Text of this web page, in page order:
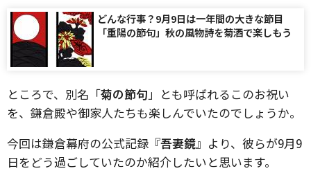
どんな行事？9月9日は一年間の大きな節目
「重陽の節句」秋の風物詩を菊酒で楽しもう
ところで、別名「菊の節句」とも呼ばれるこのお祝い
を、鎌倉殿や御家人たちも楽しんでいたのでしょうか。
今回は鎌倉幕府の公式記録『吾妻鏡』より、彼らが9月9
日をどう過ごしていたのか紹介したいと思います。